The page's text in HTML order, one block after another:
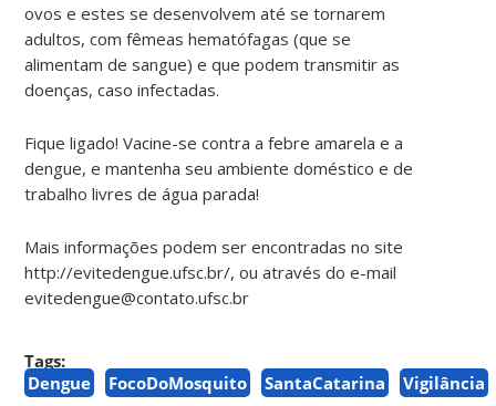
ovos e estes se desenvolvem até se tornarem
adultos, com fêmeas hematófagas (que se
alimentam de sangue) e que podem transmitir as
doenças, caso infectadas.
Fique ligado! Vacine-se contra a febre amarela e a
dengue, e mantenha seu ambiente doméstico e de
trabalho livres de água parada!
Mais informações podem ser encontradas no site
http://evitedengue.ufsc.br/, ou através do e-mail
evitedengue@contato.ufsc.br
Tags:
Dengue
FocoDoMosquito SantaCatarina Vigilância